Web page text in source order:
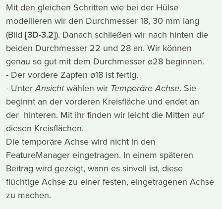
Mit den gleichen Schritten wie bei der Hülse
modellieren wir den Durchmesser 18, 30 mm lang
(Bild [3D-3.2]). Danach schließen wir nach hinten die
beiden Durchmesser 22 und 28 an. Wir können
genau so gut mit dem Durchmesser ø28 beginnen.
- Der vordere Zapfen ø18 ist fertig.
- UnterAnsichtwählen wir Temporäre Achse. Sie
beginnt an der vorderen Kreisfläche und endet an
der hinteren. Mit ihr finden wir leicht die Mitten auf
diesen Kreisflächen.
Die temporäre Achse wird nicht in den
FeatureManager eingetragen. In einem späteren
Beitrag wird gezeigt, wann es sinvoll ist, diese
flüchtige Achse zu einer festen, eingetragenen Achse
zu machen.